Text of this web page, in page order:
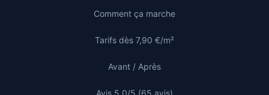
Comment ça marche
Tarifs dès 7,90 €/m²
Avant / Après